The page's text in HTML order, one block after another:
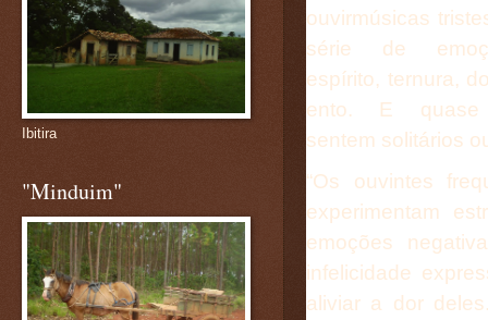
ouvirmúsicas
série de
espírito, ternura,
ento. E quase
sentem solitários
“Os ouvintes
experimentam
emoções
infelicidade
aliviar a dor
Ibitira
"Minduim"